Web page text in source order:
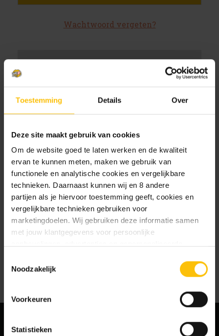
Toestemming Details Over
Deze site maakt gebruik van cookies
Om de website goed te laten werken en de kwaliteit
ervan te kunnen meten, maken we gebruik van
functionele en analytische cookies en vergelijkbare
technieken. Daarnaast kunnen wij en 8 andere
partijen als je hiervoor toestemming geeft, cookies en
vergelijkbare technieken gebruiken voor
marketingdoelen. Wij gebruiken deze informatie samen
met jouw klantgegevens voor persoonlijke
ervaringen: je eigen DTDD (gepersonaliseerde
aanbevelingen, functionaliteiten en communicatie binnen
dtdd.nl (relevante advertenties op websites en apps van
onze privacy policy
Noodzakelijk
Voorkeuren
Statistieken
Wachtwoord vergeten?
Maak een account aan bij ons
Sneller af te rekenen
Meerdere verzendadressen op
Jouw bestelgeschiedenis te
bekijken
Nieuwe bestellingen te volgen
Artikelen opslaan in jouw
verlanglijstje
Account aanmaken
MELD JE AAN VOOR ONZE NIEUWSBRIEF